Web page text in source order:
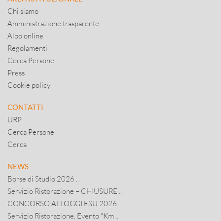
Chi siamo
Amministrazione trasparente
Albo online
Regolamenti
Cerca Persone
Press
Cookie policy
CONTATTI
URP
Cerca Persone
Cerca
NEWS
Borse di Studio 2026 ..
Servizio Ristorazione – CHIUSURE ..
CONCORSO ALLOGGI ESU 2026 ..
Servizio Ristorazione, Evento “Km ..